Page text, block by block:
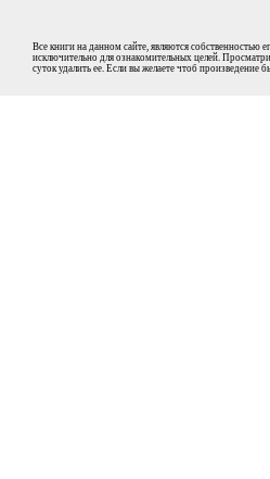
Все книги на данном сайте, являются собственностью
исключительно для ознакомительных целей.
суток удалить ее. Если вы желаете чтоб произведение